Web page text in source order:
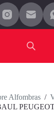
Alfombras /